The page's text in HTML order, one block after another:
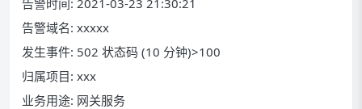
告警时间: 2021-03-23 21:30:21
告警域名: xxxxx
发生事件: 502 状态码 (10 分钟)>100
归属项目: xxx
业务用途: 网关服务